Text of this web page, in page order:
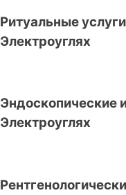
Ритуальные
Электроуглях
Эндоскопические
Электроуглях